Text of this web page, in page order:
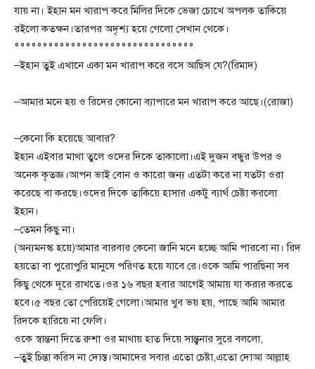
যায় না। ইহান মন খারাপ করে মিলির দিকে ভেজা চোখে অপলক তাকিয়ে
রইলো কতক্ষন।তারপর অদৃশ্য হয়ে গেলো সেখান থেকে।
°°°°°°°°°°°°°°°°°°°°°°°°°°°°°°°°
–ইহান তুই এখানে একা মন খারাপ করে বসে আছিস যে?(রিমাদ)
–আমার মনে হয় ও রিদের কোনো ব্যাপারে মন খারাপ করে আছে।(রোজা)
–কেনো কি হয়েছে আবার?
ইহান এইবার মাথা তুলে ওদের দিকে তাকালো।এই দুজন বন্ধুর উপর ও
অনেক কৃতজ্ঞ।আপন ভাই বোন ও কারো জন্য এতটা করে না যতটা ওরা
করেছে বা করছে।ওদের দিকে তাকিয়ে হাসার একটু ব্যার্থ চেষ্টা করলো
ইহান।
–তেমন কিছু না।
(অন্যমনস্ক হয়ে)আমার বারবার কেনো জানি মনে হচ্ছে আমি পারবো না। রিদ
হয়তো বা পুরোপুরি মানুষে পরিণত হয়ে যাবে রে।ওকে আমি পারছিনা সব
কিছু থেকে দূরে রাখতে।ওর ১৬ বছর হবার আগেই আমায় যা করার করতে
হবে।৫ বছর তো পেরিয়েই গেলো।আমার খুব ভয় হয়, পাছে আমি আমার
রিদকে হারিয়ে না ফেলি।
ওকে স্বান্তনা দিতে রুশা ওর মাথায় হাত দিয়ে সান্ত্বনার সুরে বললো,
–তুই চিন্তা করিস না দোস্ত।আমাদের সবার এতো চেষ্টা,এতো দোআ আল্লাহ